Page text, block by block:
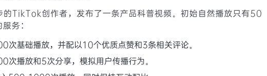
的TikTok创作者，发布了一条产品科普视频。初始自然播放只有50
务：
次基础播放，并配以10个优质点赞和3条相关评论。
次播放和5次分享，模拟用户传播行为。